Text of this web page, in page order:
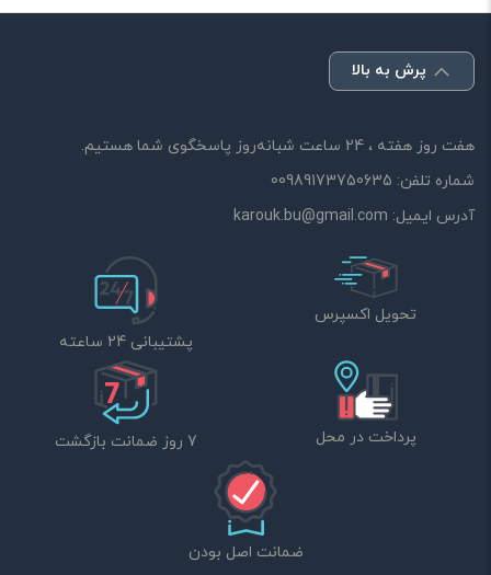
پرش به بالا
هفت روز هفته ، 24 ساعت شبانه‌روز پاسخگوی شما هستیم.
شماره تلفن: 00989173750635
آدرس ایمیل: karouk.bu@gmail.com
تحویل اکسپرس
پشتیبانی 24 ساعته
پرداخت در محل 7 روز ضمانت بازگشت
ضمانت اصل بودن